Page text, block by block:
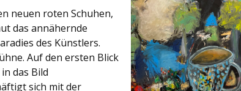
neuen roten Schuhen,
das annähernde
des Künstlers.
Auf den ersten Blick
das Bild
sich mit der